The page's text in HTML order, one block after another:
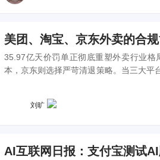
美团、淘宝、京东外卖的合
35.97亿天价罚单正彻底重塑外卖行业
本，京东则选择严苛清退策略。当三大平
刘旷
AI互联网日报：支付宝测试